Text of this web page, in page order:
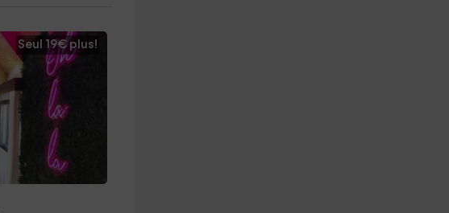
Seul 19€ plus!